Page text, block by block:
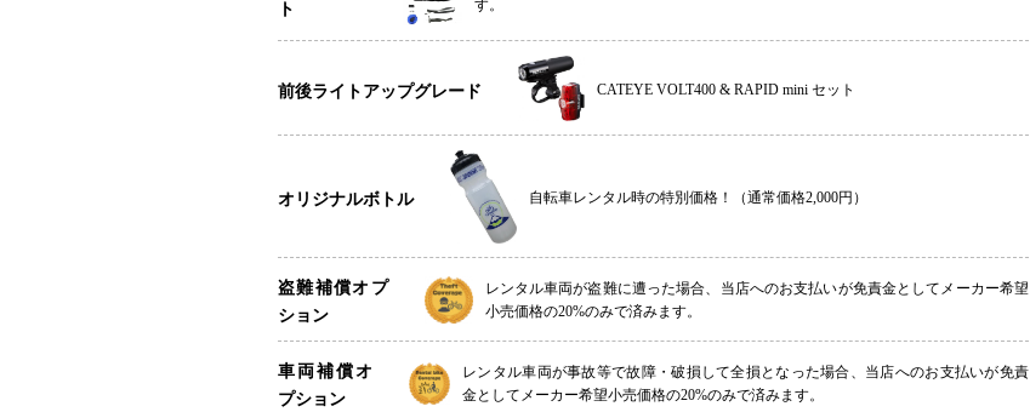
ト
す。
前後ライトアップグレード CATEYE VOLT400 & RAPID mini セット
オリジナルボトル 自転車レンタル時の特別価格！（通常価格2,000円）
盗難補償オプ
ション
レンタル車両が盗難に遭った場合、当店へのお支払いが免責金としてメーカー希望
小売価格の20%のみで済みます。
車両補償オ
プション
レンタル車両が事故等で故障・破損して全損となった場合、当店へのお支払いが免責
金としてメーカー希望小売価格の20%のみで済みます。